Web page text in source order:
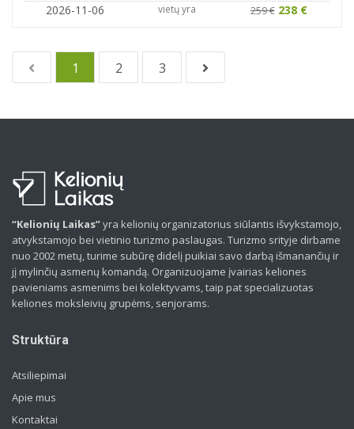
2026-11-06
vietų yra 259 € 238 €
1 2 3
“Kelionių Laikas”yra kelionių organizatorius siūlantis išvykstamojo,
atvykstamojo bei vietinio turizmo paslaugas. Turizmo srityje dirbame
nuo 2002 metų, turime subūrę didelį puikiai savo darbą išmanančių ir
jį mylinčių asmenų komandą. Organizuojame įvairias keliones
pavieniams asmenims bei kolektyvams, taip pat specializuotas
keliones moksleivių grupėms, senjorams.
Struktūra
Atsiliepimai
Apie mus
Kontaktai